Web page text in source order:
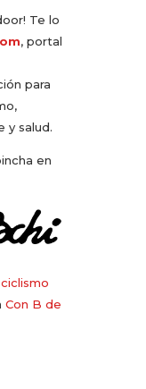
Te lo
, portal
para
y salud.
en
Con B de